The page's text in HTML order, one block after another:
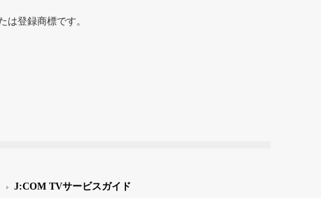
は登録商標です。
J:COM TVサービスガイド